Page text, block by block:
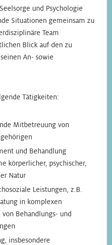
und Psychologie
Situationen gemeinsam zu
Team
Blick auf den zu
An- sowie
Tätigkeiten:
Mitbetreuung von
und Behandlung
körperlicher, psychischer,
Natur
Leistungen, z.B.
in komplexen
Behandlungs- und
insbesondere